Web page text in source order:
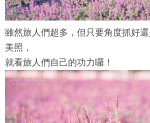
雖然旅人們超多，但只要角度抓好
美照，
就看旅人們自己的功力囉！